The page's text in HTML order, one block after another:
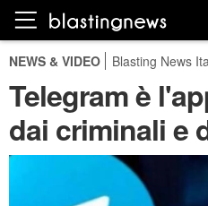
NEWS & VIDEO Blasting News
Telegram è
dai criminali e